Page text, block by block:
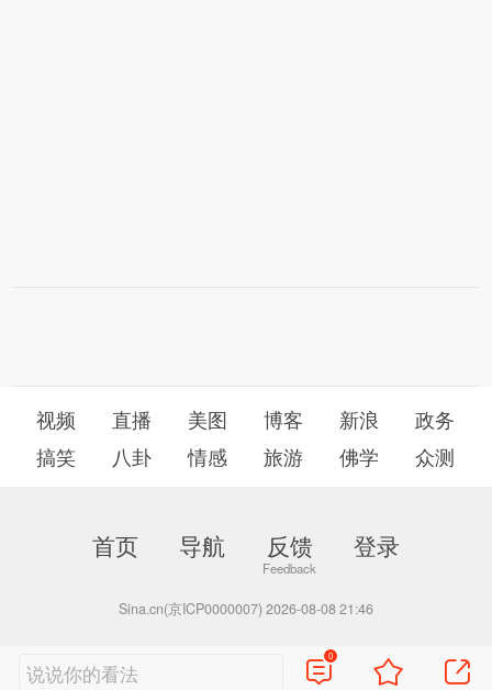
视频 直播 美图 博客 新浪
政务
搞笑
八卦 情感 旅游 佛学 众测
首页 导航 反馈 登录
Sina.cn(京ICP0000007) 2026-08-08 21:46
说说你的看法
0